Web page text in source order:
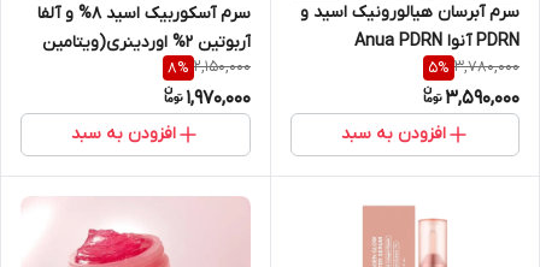
سرم آبرسان هیالورونیک اسید و
PDRN آنوا Anua PDRN
Hyaluronic Acid Capsule 100
Serum حجم 30 میل
3,780,000
5%
3,590,000
افزودن به سبد
سرم آسکوربیک اسید 8% و آلفا
آربوتین 2% اوردینری(ویتامین
سی) روشن کننده و ضد لک
پوست حجم 30 میل
2,150,000
8%
1,970,000
افزودن به سبد